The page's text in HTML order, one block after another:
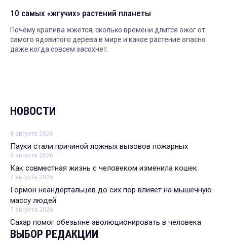
10 самых «жгучих» растений планеты
Почему крапива жжется, сколько времени длится ожог от
самого ядовитого дерева в мире и какое растение опасно
даже когда совсем засохнет.
НОВОСТИ
8 августа 2026
Пауки стали причиной ложных вызовов пожарных
8 августа 2026
Как совместная жизнь с человеком изменила кошек
7 августа 2026
Гормон неандертальцев до сих пор влияет на мышечную
массу людей
7 августа 2026
Сахар помог обезьяне эволюционировать в человека
ВЫБОР РЕДАКЦИИ